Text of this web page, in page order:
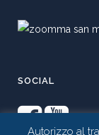
SOCIAL
Autorizzo al